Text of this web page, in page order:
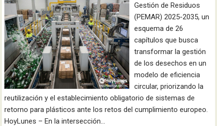
Gestión de Residuos
(PEMAR) 2025-2035, un
esquema de 26
capítulos que busca
transformar la gestión
de los desechos en un
modelo de eficiencia
circular, priorizando la
reutilización y el establecimiento obligatorio de sistemas de
retorno para plásticos ante los retos del cumplimiento europeo.
HoyLunes – En la intersección…